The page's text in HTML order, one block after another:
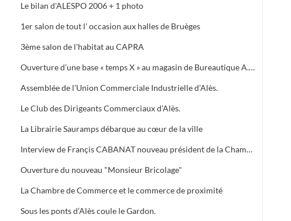
Le bilan d'ALESPO 2006 + 1 photo
1er salon de tout l' occasion aux halles de Bruèges
3ème salon de l'habitat au CAPRA
Ouverture d’une base « temps X » au magasin de Bureautique A.M.C., 40 Avenue du Général de Gaule à Alès.
Assemblée de l’Union Commerciale Industrielle d’Alès.
Le Club des Dirigeants Commerciaux d’Alès.
La Librairie Sauramps débarque au cœur de la ville
Interview de Françis CABANAT nouveau président de la Chambre de Commerce
Ouverture du nouveau "Monsieur Bricolage"
La Chambre de Commerce et le commerce de proximité
Sous les ponts d’Alès coule le Gardon.